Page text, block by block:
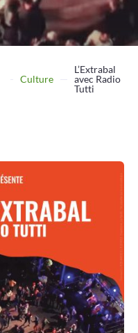
Culture
L’Extrabal
avec Radio
Tutti